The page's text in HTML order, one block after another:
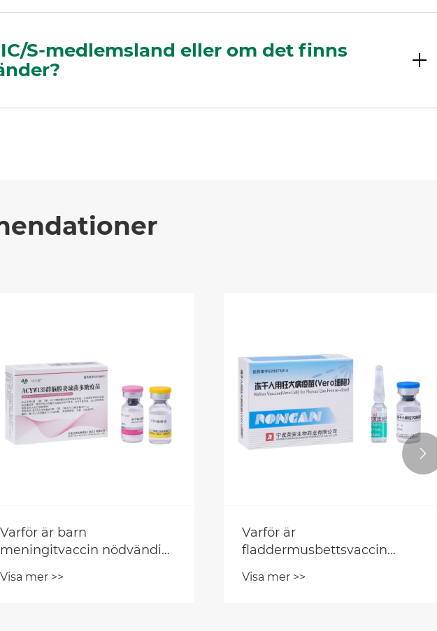
S-medlemsland eller om det finns
Varför är barn
meningitvaccin nödvändigt
Visa mer >>
Varför är
fladdermusbettsvaccin
Visa mer >>
